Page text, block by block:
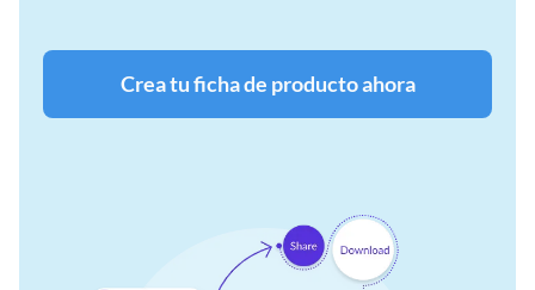
Crea tu ficha de producto ahora